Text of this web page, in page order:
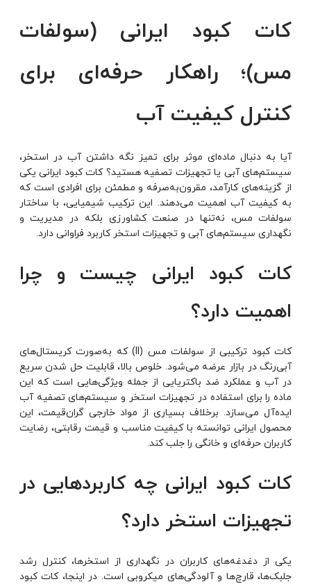
کات کبود ایرانی (سولفات
مس)؛ راهکار حرفه‌ای برای
کنترل کیفیت آب
آیا به دنبال ماده‌ای موثر برای تمیز نگه داشتن آب در استخر،
سیستم‌های آبی یا تجهیزات تصفیه هستید؟ کات کبود ایرانی یکی
از گزینه‌های کارآمد، مقرون‌به‌صرفه و مطمئن برای افرادی است که
به کیفیت آب اهمیت می‌دهند. این ترکیب شیمیایی، با ساختار
سولفات مس، نه‌تنها در صنعت کشاورزی بلکه در مدیریت و
نگهداری سیستم‌های آبی و تجهیزات استخر کاربرد فراوانی دارد.
کات کبود ایرانی چیست و چرا
اهمیت دارد؟
کات کبود ترکیبی از سولفات مس (II) که به‌صورت کریستال‌های
آبی‌رنگ در بازار عرضه می‌شود. خلوص بالا، قابلیت حل شدن سریع
در آب و عملکرد ضد باکتریایی از جمله ویژگی‌هایی است که این
ماده را برای استفاده در تجهیزات استخر و سیستم‌های تصفیه آب
ایده‌آل می‌سازد. برخلاف بسیاری از مواد خارجی گران‌قیمت، این
محصول ایرانی توانسته با کیفیت مناسب و قیمت رقابتی، رضایت
کاربران حرفه‌ای و خانگی را جلب کند.
کات کبود ایرانی چه کاربردهایی در
تجهیزات استخر دارد؟
یکی از دغدغه‌های کاربران در نگهداری از استخرها، کنترل رشد
جلبک‌ها، قارچ‌ها و آلودگی‌های میکروبی است. در اینجا، کات کبود